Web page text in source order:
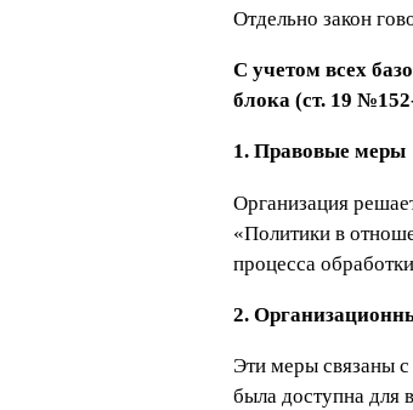
Отдельно закон
С учетом всех
блока (ст. 19
1. Правовые меры
Организация
«Политики в
процесса
2.
Эти меры связаны
была доступна для